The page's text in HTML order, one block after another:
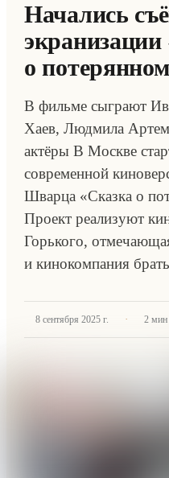
Начались
о
В фильме сыграют
Хаев, Людмила
актёры В Москве
современной
Шварца «Сказка о
Проект реализуют
Горького,
и кинокомпания
8 сентября 2025 г. · 2 мин